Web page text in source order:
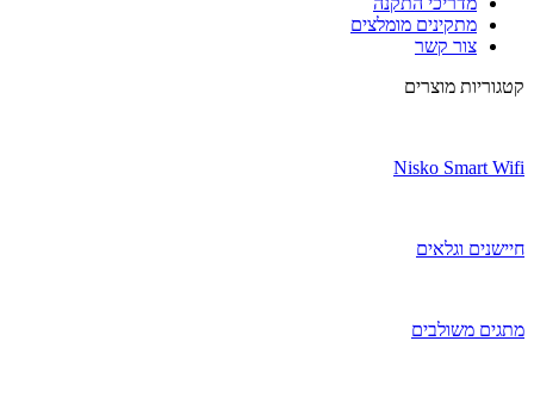
מתקינים מומלצים
צור קשר
קטגוריות מוצרים
Nisko Smart Wifi
חיישנים וגלאים
מתגים משולבים